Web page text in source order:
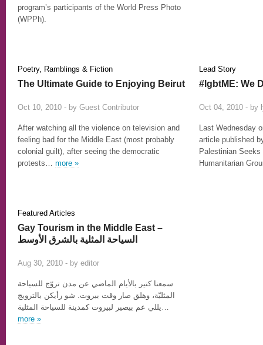
program’s participants of the World Press Photo
(WPPh).
Poetry, Ramblings & Fiction
The Ultimate Guide to Enjoying Beirut
Oct 10, 2010 - by Guest Contributor
After watching all the violence on television and
feeling bad for the Middle East (most probably
colonial guilt), after seeing the democratic
protests… more »
Lead Story
#lgbtME: We
Oct 04, 2010 - by
Last Wednesday
article published
Palestinian
Humanitarian
Featured Articles
Gay Tourism in the Middle East –
السياحة المثلية بالشرق الأوسط
Aug 30, 2010 - by editor
سمعنا كتير بالأيام الماضي عن مدن تروّج للسياحة
المثليّة، وهلق صار وقت بيروت. شو رأيكن بالترويج
يللي عم بيصير لبيروت كمدينة للسياحة المثلية…
more »